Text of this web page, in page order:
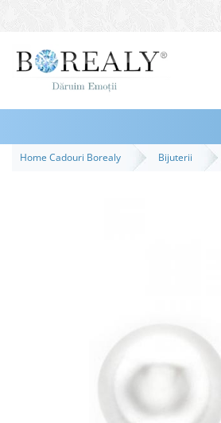
Bijuterii
Inele
Bratari
Home Cadouri Borealy Bijuterii